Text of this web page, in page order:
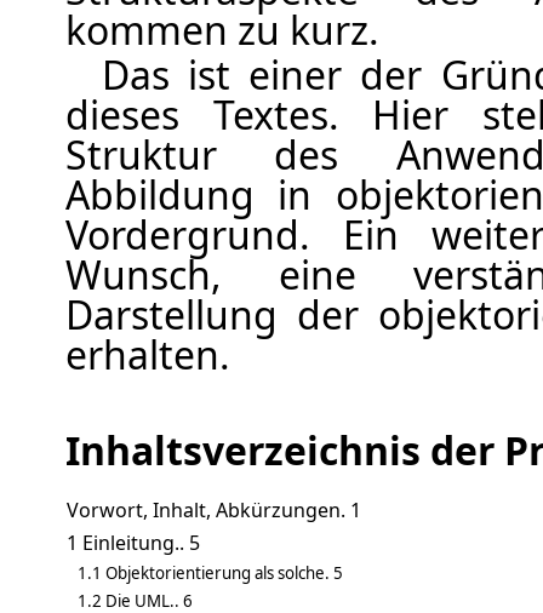
kommen zu kurz.
Das ist einer der
dieses Textes. Hier
Struktur des
Abbildung in
Vordergrund. Ein
Wunsch, eine
Darstellung der
erhalten.
Inhaltsverzeichnis der
Vorwort, Inhalt, Abkürzungen. 1
1 Einleitung.. 5
1.1 Objektorientierung als solche. 5
1.2 Die UML.. 6